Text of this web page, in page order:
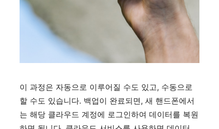
이 과정은 자동으로 이루어질 수도 있고, 수동으로
할 수도 있습니다. 백업이 완료되면, 새 핸드폰에서
는 해당 클라우드 계정에 로그인하여 데이터를 복원